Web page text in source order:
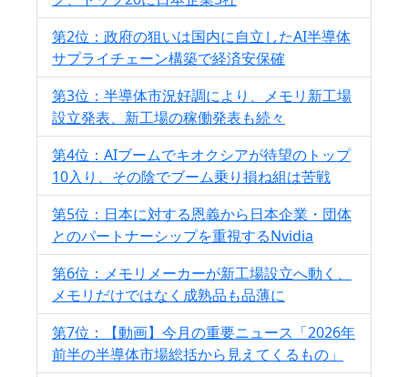
第2位：政府の狙いは国内に自立したAI半導体
サプライチェーン構築で経済安保確
第3位：半導体市況好調により、メモリ新工場
設立発表、新工場の稼働発表も続々
第4位：AIブームでキオクシアが待望のトップ
10入り、その陰でブーム乗り損ね組は苦戦
第5位：日本に対する恩義から日本企業・団体
とのパートナーシップを重視するNvidia
第6位：メモリメーカーが新工場設立へ動く、
メモリだけではなく成熟品も品薄に
第7位：【動画】今月の重要ニュース「2026年
前半の半導体市場総括から見えてくるもの」